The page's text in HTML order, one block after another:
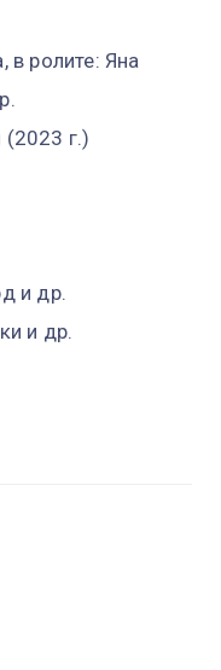
ролите: Яна
г.)
и др.
и др.